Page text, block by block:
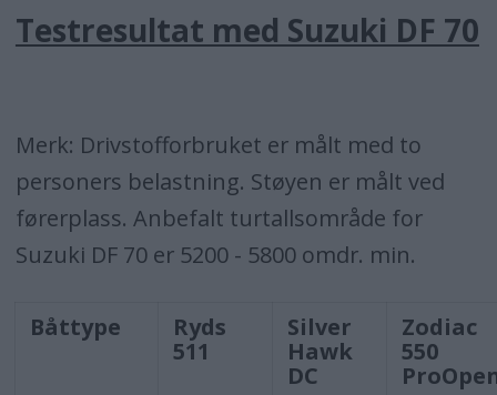
Testresultat med Suzuki DF 70
Merk: Drivstofforbruket er målt med to
personers belastning. Støyen er målt ved
førerplass. Anbefalt turtallsområde for
Suzuki DF 70 er 5200 - 5800 omdr. min.
Båttype
Ryds
511
Silver
Hawk
DC
Zodiac
550